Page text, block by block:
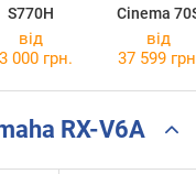
S770H
Cinema
від
000 грн.
від
37 599
RX-V6A